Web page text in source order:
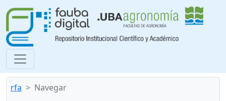
rfa Navegar